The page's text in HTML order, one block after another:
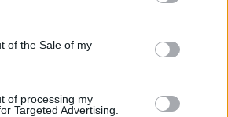
to Google and its third-party tags to
specified purposes in below Google
of the Sale of my
of processing my
Targeted Advertising.
από τον χώρο και η
Εγώ αμέσως
να φύγω από τον πρώτο
χαρακτηριστικά.